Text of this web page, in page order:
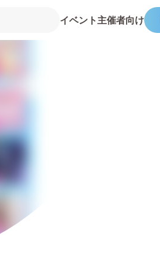
イベント主催者向け